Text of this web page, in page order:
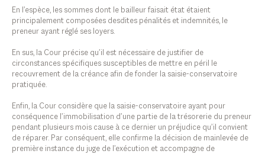
En l’espèce, les sommes dont le bailleur faisait état étaient
principalement composées desdites pénalités et indemnités, le
preneur ayant réglé ses loyers.
En sus, la Cour précise qu’il est nécessaire de justifier de
circonstances spécifiques susceptibles de mettre en péril le
recouvrement de la créance afin de fonder la saisie-conservatoire
pratiquée.
Enfin, la Cour considère que la saisie-conservatoire ayant pour
conséquence l’immobilisation d’une partie de la trésorerie du preneur
pendant plusieurs mois cause à ce dernier un préjudice qu’il convient
de réparer. Par conséquent, elle confirme la décision de mainlevée de
première instance du juge de l’exécution et accompagne de